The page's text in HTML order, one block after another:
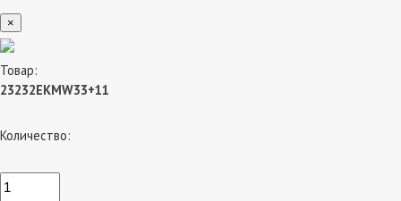
×
Товар:
23232EKMW33+11
Количество: